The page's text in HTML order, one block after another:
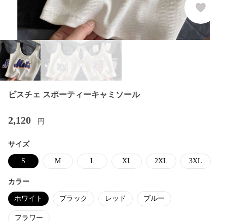
ビスチェ スポーティーキャミソール
2,120 円
サイズ
S M L XL 2XL 3XL
カラー
ホワイト ブラック レッド ブルー
フラワー